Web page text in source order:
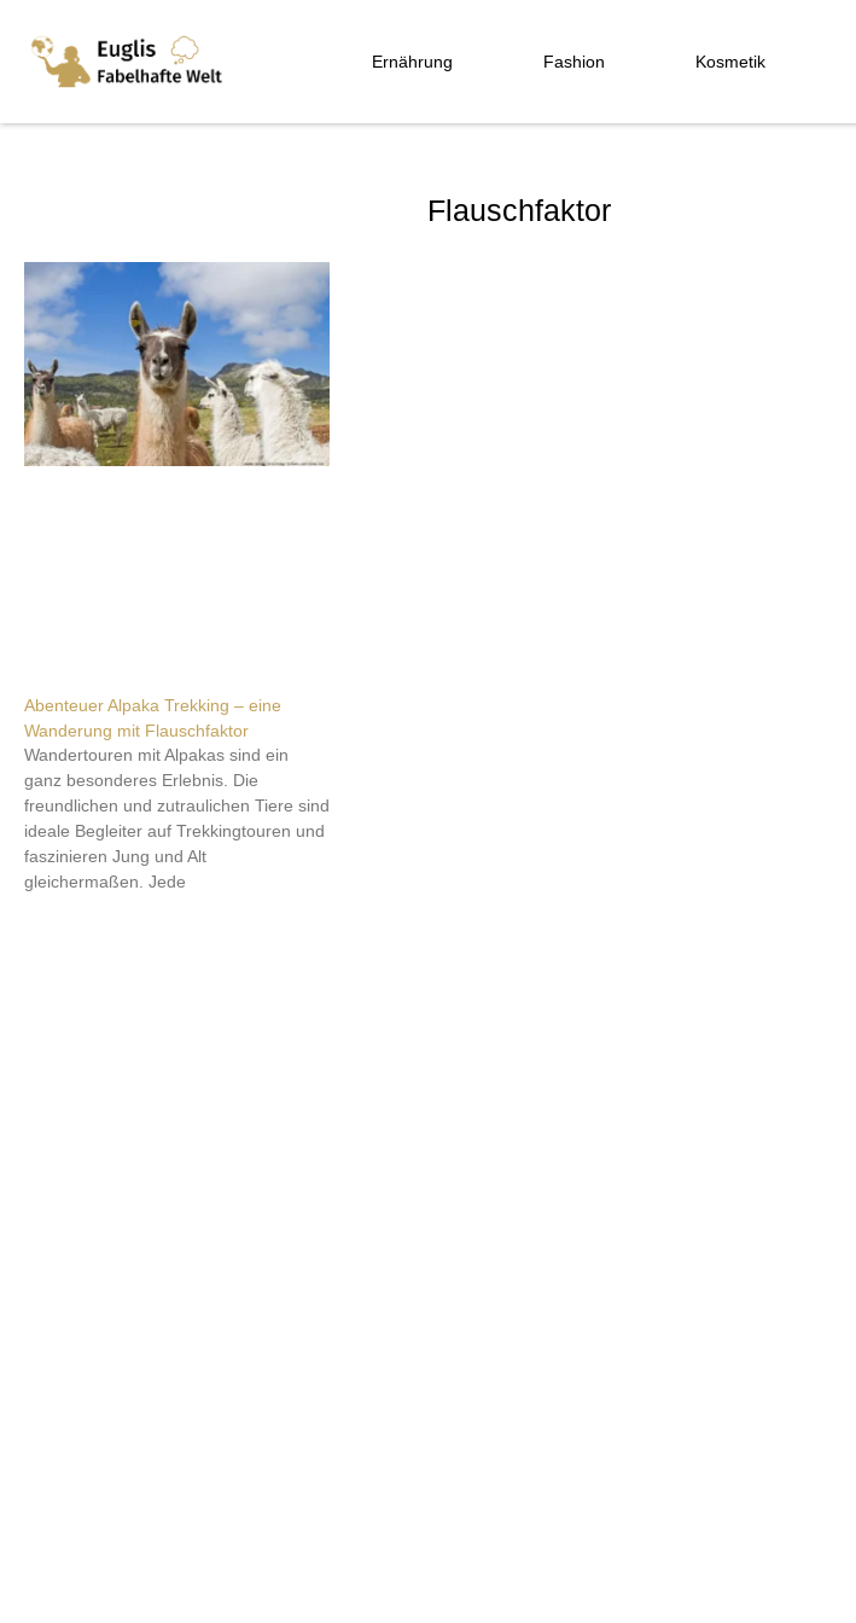
Ernährung Fashion Kosmetik
Flauschfaktor
Abenteuer Alpaka Trekking – eine
Wanderung mit Flauschfaktor
Wandertouren mit Alpakas sind ein
ganz besonderes Erlebnis. Die
freundlichen und zutraulichen Tiere sind
ideale Begleiter auf Trekkingtouren und
faszinieren Jung und Alt
gleichermaßen. Jede